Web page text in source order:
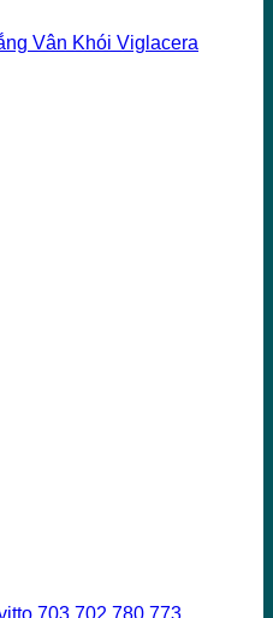
Vân Khói Viglacera